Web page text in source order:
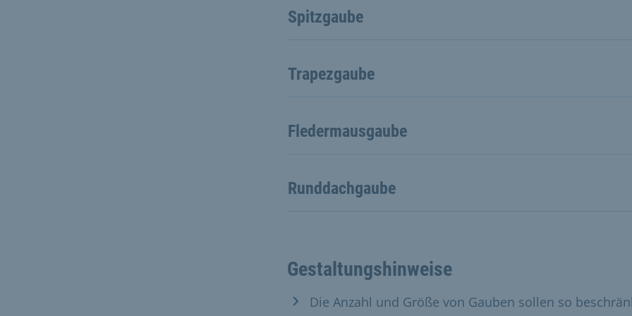
Spitzgaube
Trapezgaube
Fledermausgaube
Runddachgaube
Gestaltungshinweise
Die Anzahl und Größe von Gauben sollen so